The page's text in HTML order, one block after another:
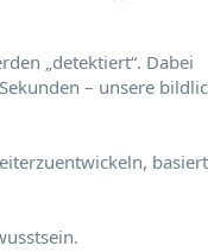
„detektiert“. Dabei
– unsere
basiert